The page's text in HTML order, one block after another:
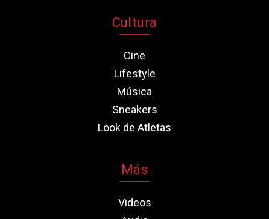
Cultura
Cine
Lifestyle
Música
Sneakers
Look de Atletas
Más
Videos